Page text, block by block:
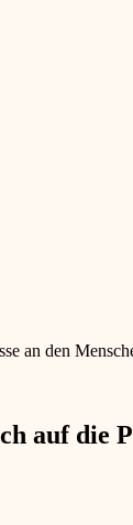
an den
auf die